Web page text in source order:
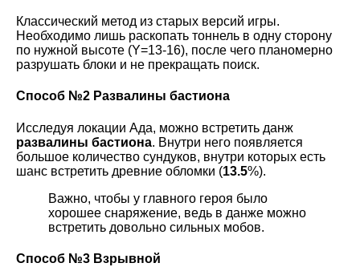
Классический метод из старых версий игры.
Необходимо лишь раскопать тоннель в одну сторону
по нужной высоте (Y=13-16), после чего планомерно
разрушать блоки и не прекращать поиск.
Способ №2 Развалины бастиона
Исследуя локации Ада, можно встретить данж
развалины бастиона. Внутри него появляется
большое количество сундуков, внутри которых есть
шанс встретить древние обломки (13.5%).
Важно, чтобы у главного героя было
хорошее снаряжение, ведь в данже можно
встретить довольно сильных мобов.
Способ №3 Взрывной